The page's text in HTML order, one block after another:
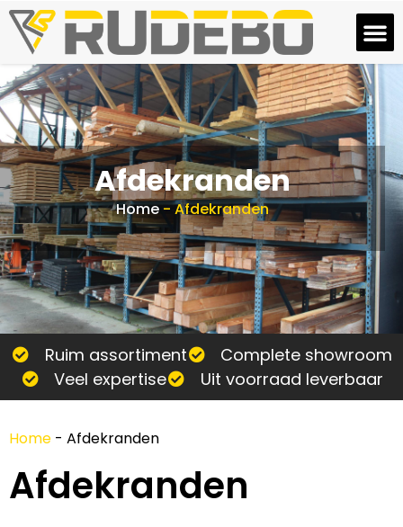
Afdekranden
Home -Afdekranden
Ruim assortiment
Complete showroom
Veel expertise
Uit voorraad leverbaar
Home - Afdekranden
Afdekranden